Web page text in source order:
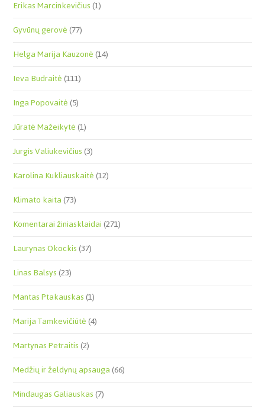
Erikas Marcinkevičius(1)
Gyvūnų gerovė(77)
Helga Marija Kauzonė(14)
Ieva Budraitė(111)
Inga Popovaitė(5)
Jūratė Mažeikytė(1)
Jurgis Valiukevičius(3)
Karolina Kukliauskaitė(12)
Klimato kaita(73)
Komentarai žiniasklaidai(271)
Laurynas Okockis(37)
Linas Balsys(23)
Mantas Ptakauskas(1)
Marija Tamkevičiūtė(4)
Martynas Petraitis(2)
Medžių ir želdynų apsauga(66)
Mindaugas Galiauskas(7)